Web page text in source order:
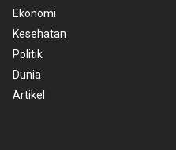
Ekonomi
Kesehatan
Politik
Dunia
Artikel